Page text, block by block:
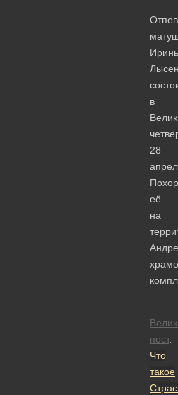
в
28
её
на
пост.
Что
такое